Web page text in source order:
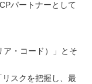
パートナーとして
ア・コード）」とそ
スクを把握し、最